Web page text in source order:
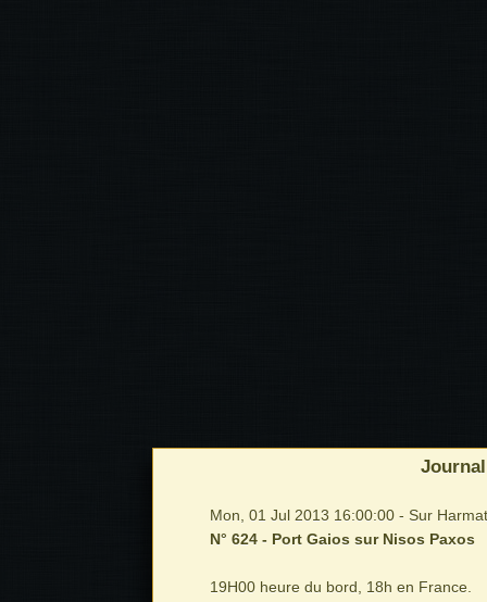
Mon, 01 Jul 2013 16:00:00 - Sur
N° 624 - Port Gaios sur Nisos Paxos
19H00 heure du bord, 18h en France.